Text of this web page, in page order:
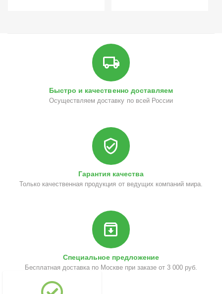
Быстро и качественно доставляем
Осуществляем доставку по всей России
Гарантия качества
Только качественная продукция от ведущих компаний мира.
Специальное предложение
Бесплатная доставка по Москве при заказе от 3 000 руб.